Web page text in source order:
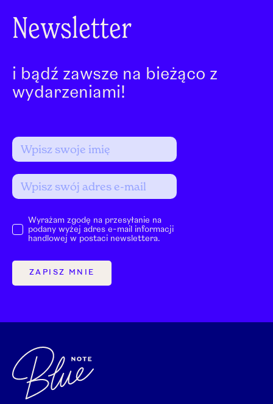
Newsletter
i bądź zawsze na bieżąco z
wydarzeniami!
Wyrażam zgodę na przesyłanie na
podany wyżej adres e-mail informacji
handlowej w postaci newslettera.
ZAPISZ MNIE